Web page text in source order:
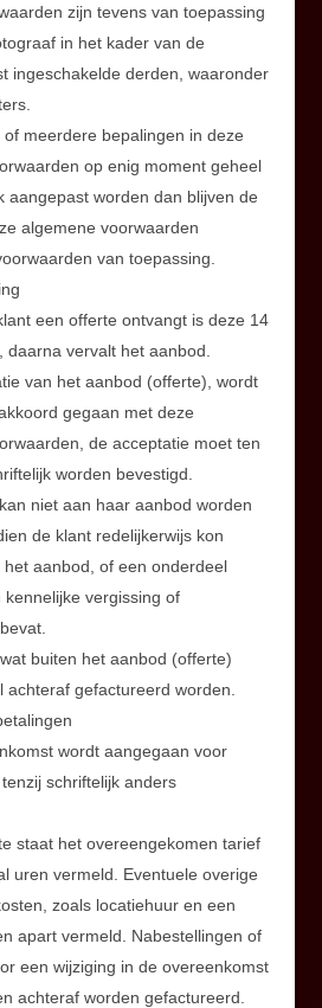
zijn tevens van toepassing
in het kader van de
ingeschakelde derden, waaronder
meerdere bepalingen in deze
op enig moment geheel
aangepast worden dan blijven de
algemene voorwaarden
van toepassing.
een offerte ontvangt is deze 14
daarna vervalt het aanbod.
van het aanbod (offerte), wordt
gegaan met deze
de acceptatie moet ten
worden bevestigd.
niet aan haar aanbod worden
de klant redelijkerwijs kon
het aanbod, of een onderdeel
vergissing of
buiten het aanbod (offerte)
achteraf gefactureerd worden.
wordt aangegaan voor
schriftelijk anders
staat het overeengekomen tarief
uren vermeld. Eventuele overige
zoals locatiehuur en een
apart vermeld. Nabestellingen of
een wijziging in de overeenkomst
achteraf worden gefactureerd.